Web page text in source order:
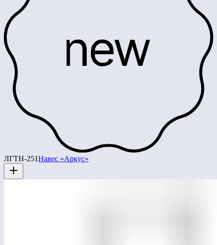
ЛГТН-251Навес «Аркус»